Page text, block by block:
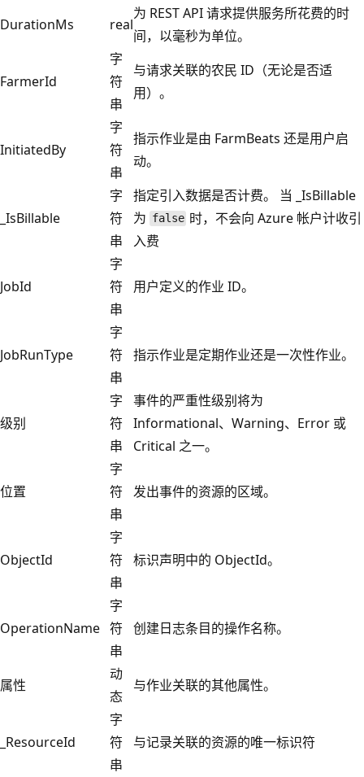
DurationMs real
为 REST API 请求提供服务所花费的时
间，以毫秒为单位。
FarmerId
字
符
串
与请求关联的农民 ID（无论是否适
用）。
InitiatedBy
字
符
串
指示作业是由 FarmBeats 还是用户启
动。
_IsBillable
字
符
串
指定引入数据是否计费。 当 _IsBillable
为 false 时，不会向 Azure 帐户计收引
入费
JobId
字
符
串
用户定义的作业 ID。
JobRunType
字
符
串
指示作业是定期作业还是一次性作业。
级别
字
符
串
事件的严重性级别将为
Informational、Warning、Error 或
Critical 之一。
位置
字
符
串
发出事件的资源的区域。
ObjectId
字
符
串
标识声明中的 ObjectId。
OperationName
字
符
串
创建日志条目的操作名称。
属性
动
态
与作业关联的其他属性。
_ResourceId
字
符
串
与记录关联的资源的唯一标识符